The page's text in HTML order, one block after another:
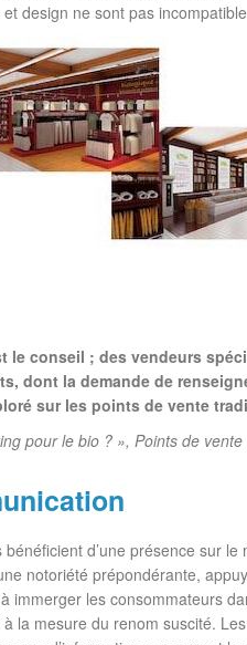
design ne sont pas
le conseil ; des vendeurs
dont la demande de
sur les points de vente
pour le bio ? », Points de
d’une présence sur
notoriété prépondérante,
immerger les consommateurs
à la mesure du renom suscité.